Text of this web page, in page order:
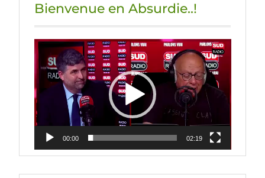
Bienvenue en Absurdie..!
Lecteur
vidéo
00:00 02:19